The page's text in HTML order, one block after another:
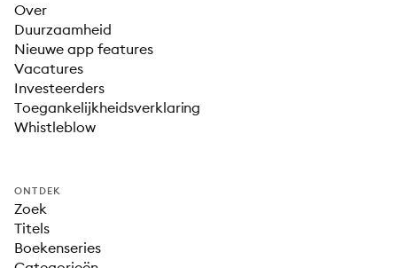
Over
Duurzaamheid
Nieuwe app features
Vacatures
Investeerders
Toegankelijkheidsverklaring
Whistleblow
ONTDEK
Zoek
Titels
Boekenseries